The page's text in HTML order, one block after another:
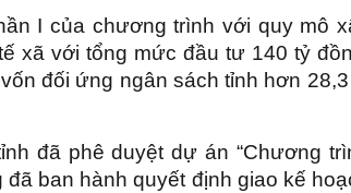
I của chương trình với quy mô
xã với tổng mức đầu tư 140 tỷ
đối ứng ngân sách tỉnh hơn
đã phê duyệt dự án “Chương
ban hành quyết định giao kế